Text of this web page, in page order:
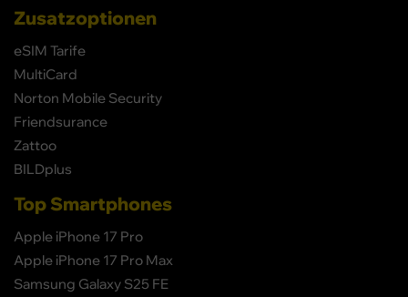
Zusatzoptionen
eSIM Tarife
MultiCard
Norton Mobile Security
Friendsurance
Zattoo
BILDplus
Top Smartphones
Apple iPhone 17 Pro
Apple iPhone 17 Pro Max
Samsung Galaxy S25 FE